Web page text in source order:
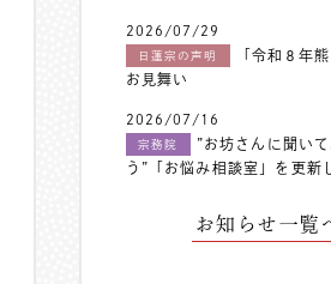
2026/07/29
日蓮宗の声明
「令和８年
お見舞い
2026/07/16
宗務院
”お坊さんに聞いて
う”「お悩み相談室」を更新
お知らせ一覧